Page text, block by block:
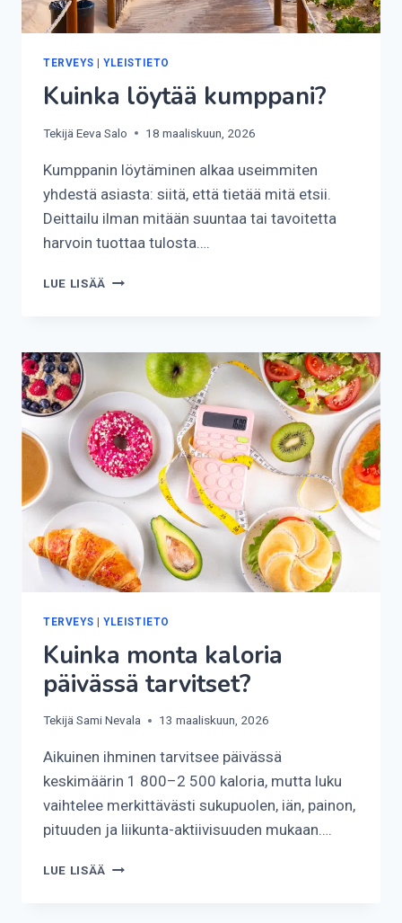
TERVEYS YLEISTIETO
Kuinka löytää kumppani?
Tekijä Eeva Salo 18 maaliskuun, 2026
Kumppanin löytäminen alkaa useimmiten
yhdestä asiasta: siitä, että tietää mitä etsii.
Deittailu ilman mitään suuntaa tai tavoitetta
harvoin tuottaa tulosta….
LUE LISÄÄ KUINKA
TERVEYS | YLEISTIETO
Kuinka monta kaloria
päivässä tarvitset?
Tekijä Sami Nevala 13 maaliskuun, 2026
Aikuinen ihminen tarvitsee päivässä
keskimäärin 1 800–2 500 kaloria, mutta luku
vaihtelee merkittävästi sukupuolen, iän, painon,
pituuden ja liikunta-aktiivisuuden mukaan….
LUE LISÄÄ KUINKA